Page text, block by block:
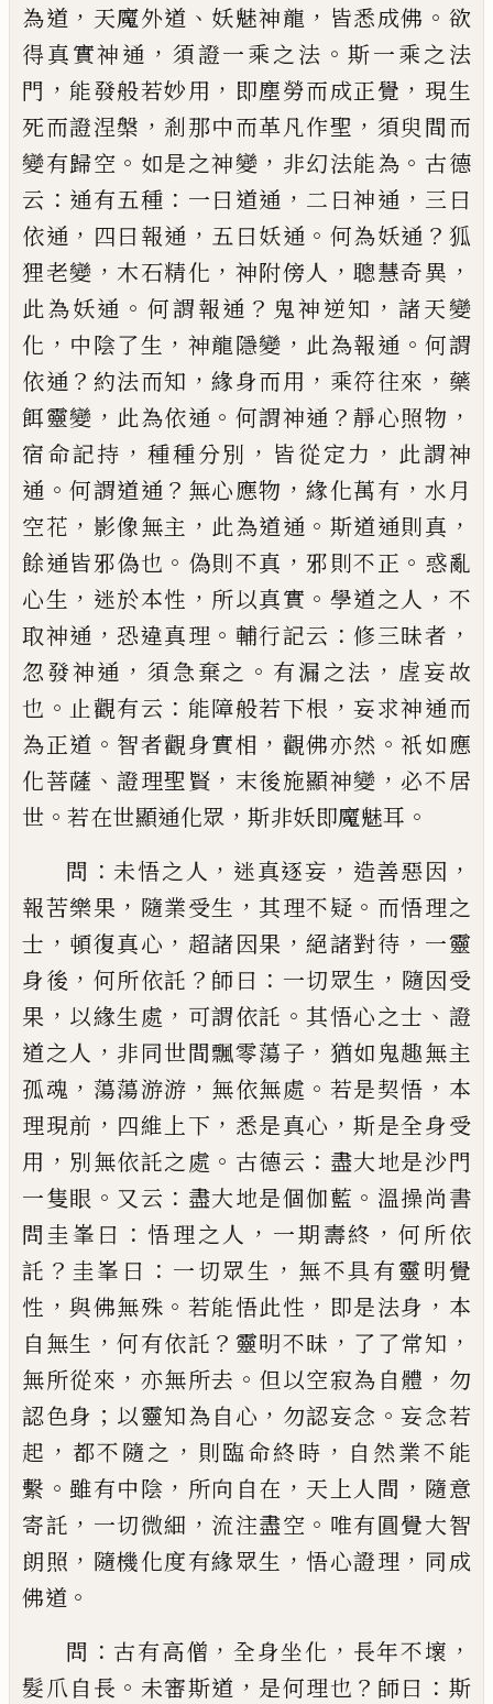
為道 ， 天魔外道 、 妖魅神龍 ， 皆悉成佛 。 欲
得真實神通 ， 須證一乘之法 。斯一乘之法
門 ， 能發般若妙用 ， 即塵勞而成正覺 ， 現生
死而證涅槃 ， 剎那中而革凡作聖 ， 須臾間而
變有歸空 。 如是之神變 ， 非幻法能為 。 古德
云 ： 通有五種 ： 一曰道通 ， 二曰神通 ， 三曰
依通 ， 四曰報通 ， 五曰妖通 。 何為妖通 ？ 狐
狸老變 ，木石精化 ， 神附傍人 ，聰慧奇異 ，
此為妖通 。 何謂報通 ？ 鬼神逆知 ， 諸天變
化 ， 中陰了生 ， 神龍隱變 ， 此為報通 。何謂
依通 ？ 約法而知 ， 緣身而用 ， 乘符往來 ， 藥
餌靈變 ， 此為依通 。 何謂神通 ？靜心照物 ，
宿命記持 ， 種種分別 ， 皆從定力 ， 此謂神
通 。何謂道通 ？ 無心應物 ， 緣化萬有 ，水月
空花 ， 影像無主 ， 此為道通 。 斯道通則真 ，
餘通皆邪偽也 。 偽則不真 ， 邪則不正 。 惑亂
心生 ， 迷於本性 ， 所以真實 。 學道之人 ， 不
取神通 ， 恐違真理 。 輔行記云 ：修三昧者 ，
忽發神通 ， 須急棄之 。 有漏之法 ， 虗妄故
也 。 止觀有云 ： 能障般若下根 ，妄求神通而
為正道 。 智者觀身實相 ， 觀佛亦然 。 祇如應
化菩薩 、證理聖賢 ， 末後施顯神變 ， 必不居
世 。 若在世顯通化眾 ， 斯非妖即魔魅耳 。
問 ： 未悟之人 ， 迷真逐妄 ， 造善惡因 ，
報苦樂果 ， 隨業受生 ，其理不疑 。 而悟理之
士 ， 頓復真心 ， 超諸因果 ，絕諸對待 ， 一靈
身後 ， 何所依託 ？ 師曰 ： 一切眾生 ， 隨因受
果 ， 以緣生處 ， 可謂依託 。其悟心之士 、 證
道之人 ， 非同世間飄零蕩子 ， 猶如鬼趣無主
孤魂 ， 蕩蕩游游 ， 無依無處 。 若是契悟 ， 本
理現前 ， 四維上下 ， 悉是真心 ，斯是全身受
用 ， 別無依託之處 。 古德云 ： 盡大地是沙門
一隻眼 。 又云 ： 盡大地是個伽藍 。 溫操尚書
問圭峯曰 ： 悟理之人 ， 一期壽終 ， 何所依
託 ？ 圭峯曰 ： 一切眾生 ， 無不具有靈明覺
性 ，與佛無殊 。 若能悟此性 ， 即是法身 ， 本
自無生 ，何有依託 ？ 靈明不昧 ， 了了常知 ，
無所從來 ， 亦無所去 。 但以空寂為自體 ， 勿
認色身 ； 以靈知為自心 ， 勿認妄念 。妄念若
起 ， 都不隨之 ， 則臨命終時 ， 自然業不能
繫 。雖有中陰 ， 所向自在 ， 天上人間 ， 隨意
寄託 ， 一切微細 ， 流注盡空 。 唯有圓覺大智
朗照 ， 隨機化度有緣眾生 ，悟心證理 ， 同成
佛道 。
問 ： 古有高僧 ，全身坐化 ， 長年不壞 ，
髮爪自長 。 未審斯道 ， 是何理也 ？ 師曰 ： 斯